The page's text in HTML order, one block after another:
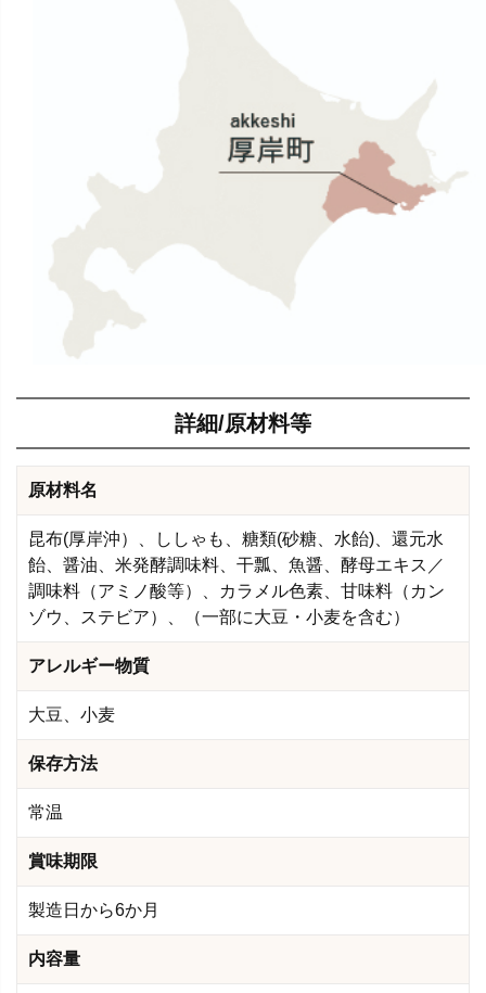
詳細/原材料等
原材料名
昆布(厚岸沖）、ししゃも、糖類(砂糖、水飴)、還元水
飴、醤油、米発酵調味料、干瓢、魚醤、酵母エキス／
調味料（アミノ酸等）、カラメル色素、甘味料（カン
ゾウ、ステビア）、（一部に大豆・小麦を含む）
アレルギー物質
大豆、小麦
保存方法
常温
賞味期限
製造日から6か月
内容量